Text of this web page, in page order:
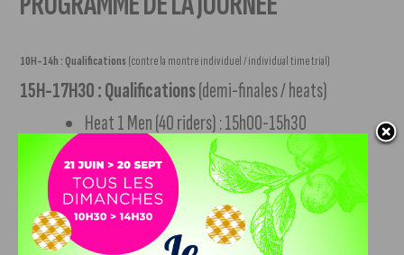
10H-14h : Qualifications (contre la montre individuel / individual time trial)
15H-17H30 : Qualifications(demi-finales / heats)
Heat 1 Men (40 riders) : 15h00-15h30
Heat 2 Men (40 riders) : 15h30-16h00
Heat 3 Men (40 riders) : 16h00-16h30
Heat 4 Men (40 riders) : 16h30-17h00